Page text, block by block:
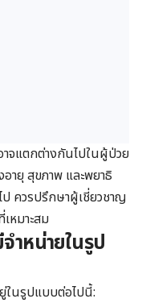
จแตกต่างกันไปในผู้ป่วย
ายุ สุขภาพ และพยาธิ
ควรปรึกษาผู้เชี่ยวชาญ
หมาะสม
ำหน่ายในรูป
ในรูปแบบต่อไปนี้: